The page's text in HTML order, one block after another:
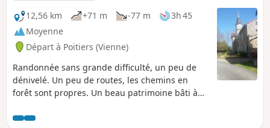
12,56 km
+71 m -77 m
3h 45
Moyenne
Départ à Poitiers (Vienne)
Randonnée sans grande difficulté, un peu de
dénivelé. Un peu de routes, les chemins en
forêt sont propres. Un beau patrimoine bâti à